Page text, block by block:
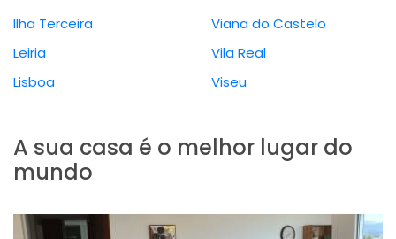
Ilha Terceira
Leiria
Lisboa
Viana do Castelo
Vila Real
Viseu
A sua casa é o melhor lugar do
mundo